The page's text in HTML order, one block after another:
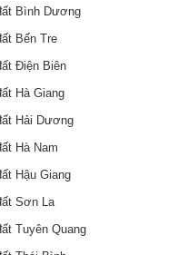
Bình Dương
Bến Tre
Điện Biên
Hà Giang
Hải Dương
Hà Nam
Hậu Giang
Sơn La
Tuyên Quang